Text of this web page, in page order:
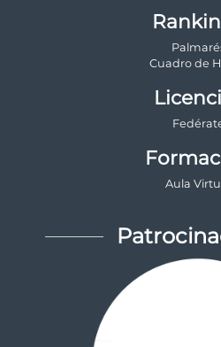
Cuadro de
Aula